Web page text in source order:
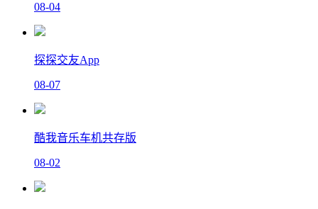
08-04
探探交友App
08-07
酷我音乐车机共存版
08-02